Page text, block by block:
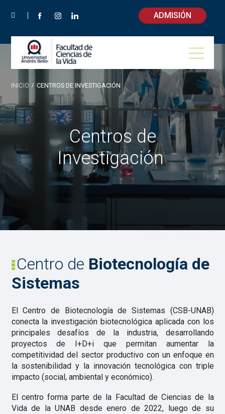
ADMISIÓN
INICIO / CENTROS DE INVESTIGACIÓN
Centros de
Investigación
Centro de Biotecnología de
Sistemas
El Centro de Biotecnología de Sistemas (CSB-UNAB)
conecta la investigación biotecnológica aplicada con los
principales desafíos de la industria, desarrollando
proyectos de I+D+i que permitan aumentar la
competitividad del sector productivo con un enfoque en
la sostenibilidad y la innovación tecnológica con triple
impacto (social, ambiental y económico).
El centro forma parte de la Facultad de Ciencias de la
Vida de la UNAB desde enero de 2022, luego de su